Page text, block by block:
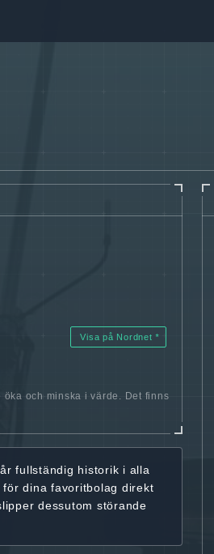
Visa på Nordnet
och minska i värde. Det finns
fullständig historik i alla
för dina favoritbolag direkt
dessutom störande